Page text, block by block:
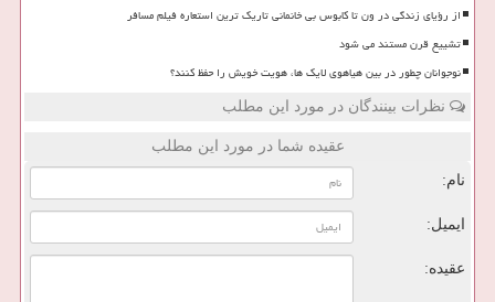
از رؤیای زندگی در ون تا کابوس بی خانمانی تاریک ترین استعاره فیلم مسافر
تشییع قرن مستند می شود
نوجوانان چطور در بین هیاهوی لایک ها، هویت خویش را حفظ کنند؟
نظرات بینندگان در مورد این مطلب
عقیده شما در مورد این مطلب
نام:
ایمیل:
عقیده: